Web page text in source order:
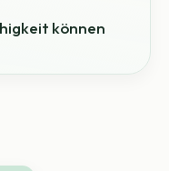
können